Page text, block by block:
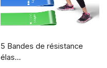
5 Bandes de résistance
élas...